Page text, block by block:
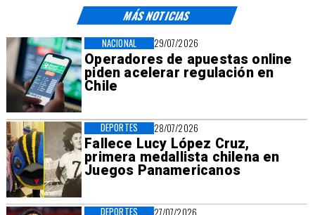
MÁS NOTICIAS
29/07/2026
Operadores de apuestas online
piden acelerar regulación en
Chile
NACIONAL
28/07/2026
Fallece Lucy López Cruz,
primera medallista chilena en
Juegos Panamericanos
DEPORTES
DEPORTES